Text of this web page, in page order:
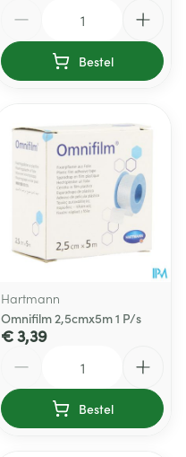
Bestel
Hartmann
Omnifilm 2,5cmx5m 1 P/s
€ 3,39
Bestel